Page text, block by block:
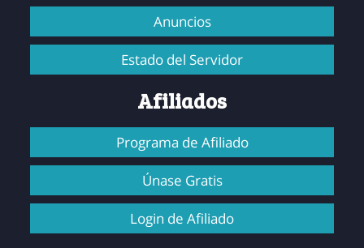
Anuncios
Estado del Servidor
Afiliados
Programa de Afiliado
Únase Gratis
Login de Afiliado